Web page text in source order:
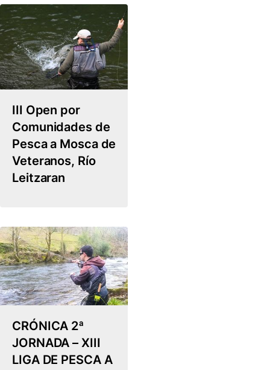
III Open por
Comunidades de
Pesca a Mosca de
Veteranos, Río
Leitzaran
CRÓNICA 2ª
JORNADA – XIII
LIGA DE PESCA A